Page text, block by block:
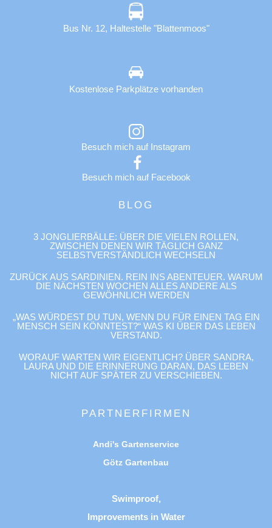
Bus Nr. 12, Haltestelle "Blattenmoos"
Kostenlose Parkplätze vorhanden
Besuch mich auf Instagram
Besuch mich auf Facebook
BLOG
3 JONGLIERBÄLLE: ÜBER DIE VIELEN ROLLEN,
ZWISCHEN DENEN WIR TÄGLICH GANZ
SELBSTVERSTÄNDLICH WECHSELN
ZURÜCK AUS SARDINIEN. REIN INS ABENTEUER. WARUM
DIE NÄCHSTEN WOCHEN ALLES ANDERE ALS
GEWÖHNLICH WERDEN
„WAS WÜRDEST DU TUN, WENN DU FÜR EINEN TAG EIN
MENSCH SEIN KÖNNTEST?“ WAS KI ÜBER DAS LEBEN
VERSTAND.
WORAUF WARTEN WIR EIGENTLICH? ÜBER SANDRA,
LAURA UND DIE ERINNERUNG DARAN, DAS LEBEN
NICHT AUF SPÄTER ZU VERSCHIEBEN.
PARTNERFIRMEN
Andi's Gartenservice
Götz Gartenbau
Swimproof,
Improvements in Water